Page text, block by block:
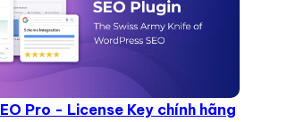
Pro - License Key chính hãng